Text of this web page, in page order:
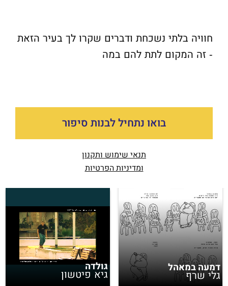
חוויה בלתי נשכחת ודברים שקרו לך בעיר הזאת
- זה המקום לתת להם במה
בואו נתחיל לבנות סיפור
תנאי שימוש ותקנון
ומדיניות הפרטיות
גולדה
גיא פיטשון
דמעה במאהל
גלי שרף